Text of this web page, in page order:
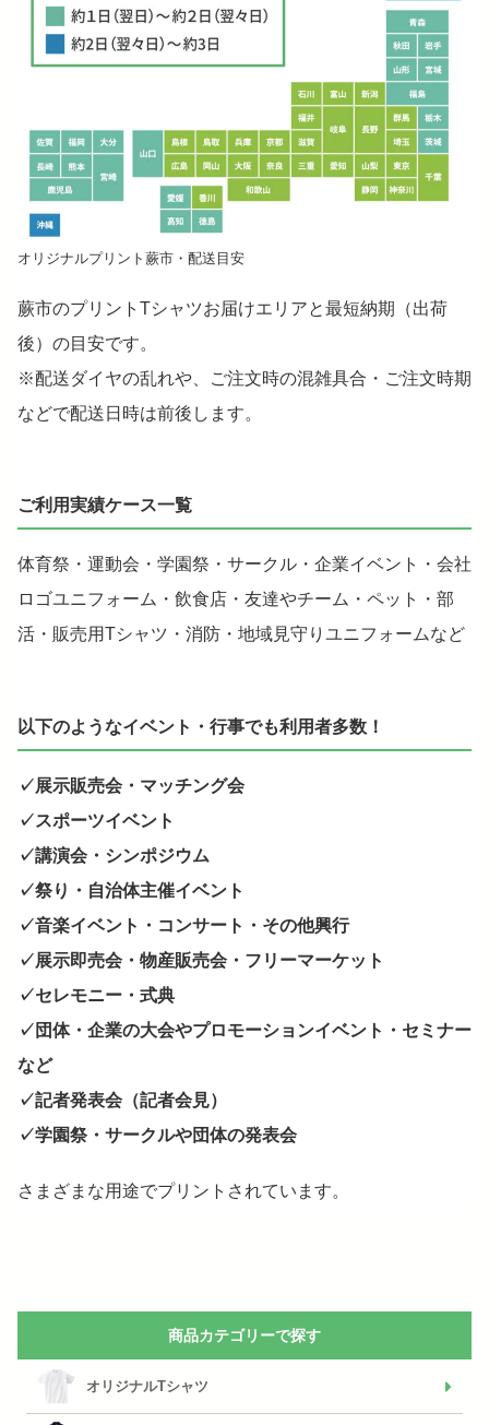
オリジナルプリント蕨市・配送目安
蕨市のプリントTシャツお届けエリアと最短納期（出荷
後）の目安です。
※配送ダイヤの乱れや、ご注文時の混雑具合・ご注文時期
などで配送日時は前後します。
ご利用実績ケース一覧
体育祭・運動会・学園祭・サークル・企業イベント・会社
ロゴユニフォーム・飲食店・友達やチーム・ペット・部
活・販売用Tシャツ・消防・地域見守りユニフォームなど
以下のようなイベント・行事でも利用者多数！
✓展示販売会・マッチング会
✓スポーツイベント
✓講演会・シンポジウム
✓祭り・自治体主催イベント
✓音楽イベント・コンサート・その他興行
✓展示即売会・物産販売会・フリーマーケット
✓セレモニー・式典
✓団体・企業の大会やプロモーションイベント・セミナー
など
✓記者発表会（記者会見）
✓学園祭・サークルや団体の発表会
さまざまな用途でプリントされています。
商品カテゴリーで探す
オリジナルTシャツ